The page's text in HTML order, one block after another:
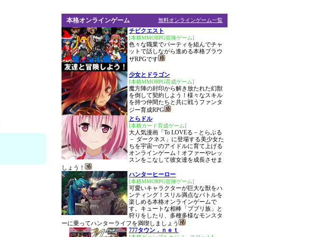
無料オンラインゲーム一覧
本格オンラインゲーム
チビクエスト
[本格MMORPG冒険ゲーム]
色々な職業でパーティを組んでチャ
ットで話しながら進める本格ブラウ
ザRPGです
少女とドラゴン
[本格MMORPG育成ゲーム]
魔方陣の封印から解き放たれた幻獣
を倒して契約しよう！様々なスキル
を持つ仲間たちと共に戦うファンタ
ジー育成RPG
とらドル
[本格カード育成ゲーム]
大人気漫画「To LOVEる－とらぶる
－ ダークネス」に登場する美少女た
ちを宇宙一のアイドルに育て上げる
オンラインゲーム！オファーやレッ
スンをこなして彼女達を成長させま
しょう！
ハンターヒーロー
[本格MMORPG冒険ゲーム]
可愛いキャラクターが巨大な獣をハ
ンティング！スリル満点なバトルを
楽しめる本格オンラインゲームで
す。キュートな相棒「ブブリ族」と
狩りをしたり、多種多様なモンスタ
ーに乗ってハンターライフを満喫しましょう
777タウン．ｎｅｔ